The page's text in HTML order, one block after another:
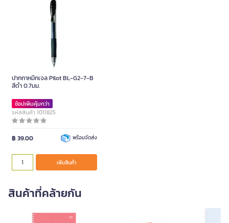
ปากกาหมึกเจล Pilot BL-G2-7-B
สีดำ 0.7มม.
ช้อปเพิ่มคุ้มกว่า
รหัสสินค้า 1011825
฿ 39.00 พร้อมจัดส่ง
เพิ่มสินค้า
สินค้าที่คล้ายกัน